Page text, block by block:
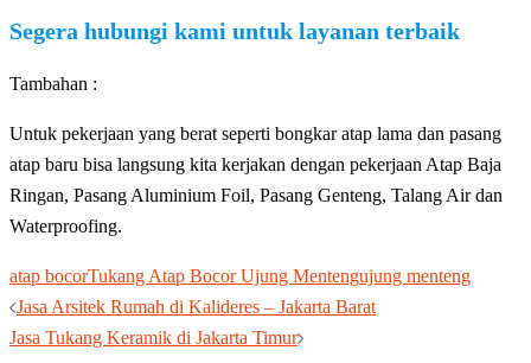
Segera hubungi kami untuk layanan terbaik
Tambahan :
Untuk pekerjaan yang berat seperti bongkar atap lama dan pasang
atap baru bisa langsung kita kerjakan dengan pekerjaan Atap Baja
Ringan, Pasang Aluminium Foil, Pasang Genteng, Talang Air dan
Waterproofing.
atap bocorTukang Atap Bocor Ujung Mentengujung menteng
Post
navigation
Jasa Arsitek Rumah di Kalideres – Jakarta Barat
Jasa Tukang Keramik di Jakarta Timur